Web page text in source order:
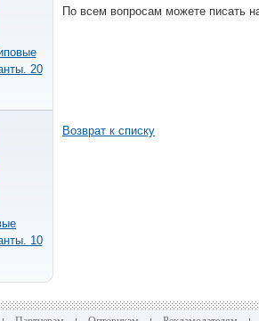
20
10
По всем вопросам можете писать
Возврат к списку